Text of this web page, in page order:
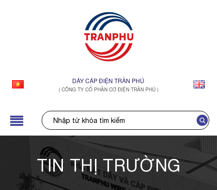
DÂY CÁP ĐIỆN TRẦN PHÚ
( CÔNG TY CỔ PHẦN CƠ ĐIỆN TRẦN PHÚ )
TIN THỊ TRƯỜNG